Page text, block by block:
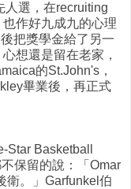
人選，在recruiting
作好九成九的心理
把獎學金給了另一
想還是留在老家，
的St.John's，
畢業後，再正式
Basketball
保留的說：「Omar
衛。」Garfunkel伯